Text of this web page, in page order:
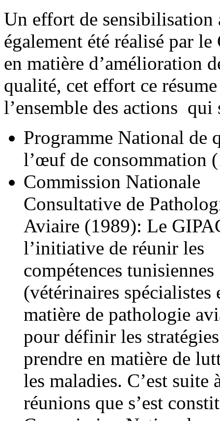
Un effort de sensibilisation
également été réalisé par le
en matière d’amélioration
qualité, cet effort ce
l’ensemble des actions qui
Programme National de
l’œuf de consommation
Commission Nationale
Consultative de
Aviaire (1989): Le
l’initiative de réunir les
compétences tunisiennes
(vétérinaires spécialistes
matière de pathologie
pour définir les
prendre en matière de
les maladies. C’est suite
réunions que s’est